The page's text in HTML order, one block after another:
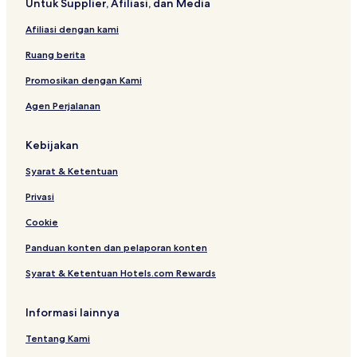
a
r
t
p
s
a
r
B
l
T
N
Untuk Supplier, Afiliasi, dan Media
Afiliasi dengan kami
Ruang berita
Promosikan dengan Kami
Agen Perjalanan
Kebijakan
Syarat & Ketentuan
Privasi
Cookie
Panduan konten dan pelaporan konten
Syarat & Ketentuan Hotels.com Rewards
Informasi lainnya
Tentang Kami